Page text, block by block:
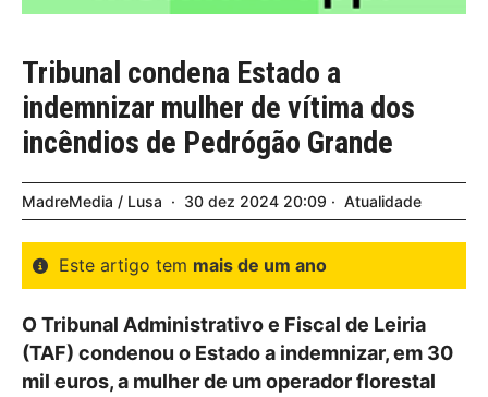
Tribunal condena Estado a
indemnizar mulher de vítima dos
incêndios de Pedrógão Grande
MadreMedia / Lusa 30 dez 2024 20:09 Atualidade
Este artigo tem mais de um ano
O Tribunal Administrativo e Fiscal de Leiria
(TAF) condenou o Estado a indemnizar, em 30
mil euros, a mulher de um operador florestal